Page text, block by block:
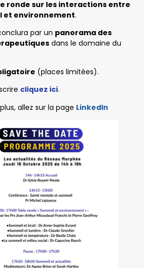
ronde sur les interactions entre
et environnement.
par un panorama des
dans le domaine du
(places limitées).
cliquez ici.
allez sur la page LinkedIn